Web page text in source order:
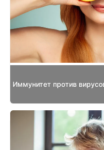
Иммунитет против